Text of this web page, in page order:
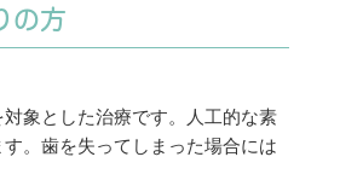
の方
象とした治療です。人工的な素
。歯を失ってしまった場合には